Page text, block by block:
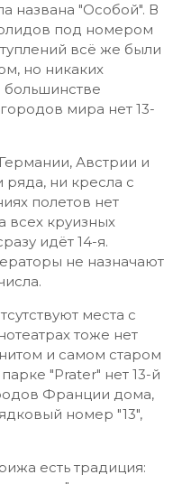
названа "Особой". В
под номером
всё же были
но никаких
большинстве
мира нет 13-
Австрии и
ряда, ни кресла с
полетов нет
всех круизных
идёт 14-я.
не назначают
места с
тоже нет
и самом старом
"Prater" нет 13-й
Франции дома,
номер "13",
есть традиция: